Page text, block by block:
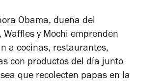
Obama, dueña del
y Mochi emprenden
a cocinas, restaurantes,
con productos del día junto
que recolecten papas en la